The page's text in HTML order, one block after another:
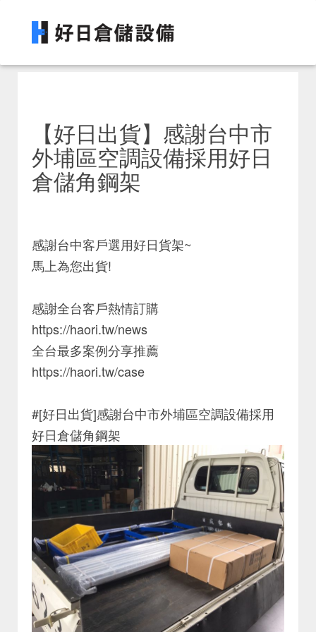
【好日出貨】感謝台中市
外埔區空調設備採用好日
倉儲角鋼架
感謝台中客戶選用好日貨架~
馬上為您出貨!
感謝全台客戶熱情訂購
https://haori.tw/news
全台最多案例分享推薦
https://haori.tw/case
#[好日出貨]感謝台中市外埔區空調設備採用
好日倉儲角鋼架